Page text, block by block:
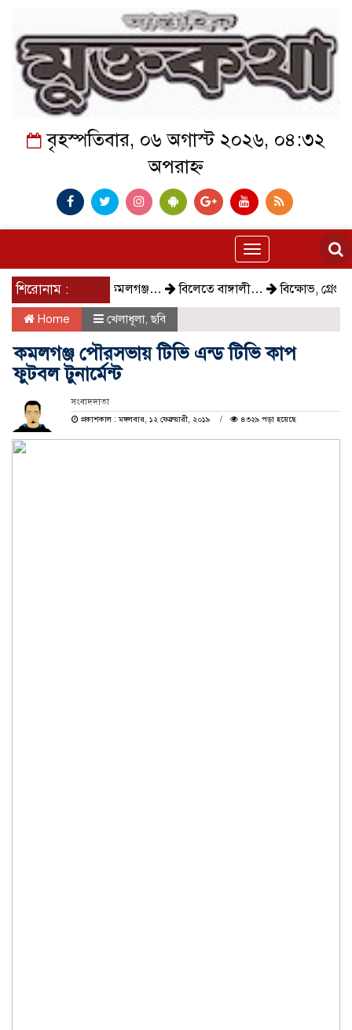
বৃহস্পতিবার, ০৬ অগাস্ট ২০২৬, ০৪:৩২
অপরাহ্ন
Toggle
navigation
শিরোনাম :
কেমন আছে কমলগঞ্জ… বিলেতে বাঙ্গালী… বিক্ষোভ, গ্রেপ্তার,
Home খেলাধূলা,ছবি
কমলগঞ্জ পৌরসভায় টিভি এন্ড টিভি কাপ
ফুটবল টুনার্মেন্ট
সংবাদদাতা
প্রকাশকাল : মঙ্গলবার, ১২ ফেব্রুয়ারী, ২০১৯
৪৩২৯ পড়া হয়েছে